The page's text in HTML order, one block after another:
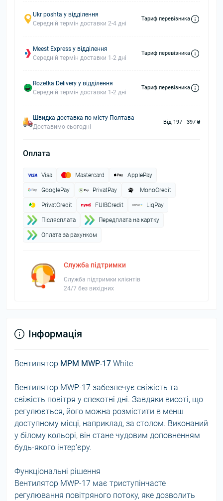
Ukr poshta у відділення
Середній термін доставки 2-4 дні
Тариф перевізника
Meest Express у відділення
Середній термін доставки 1-2 дні
Тариф перевізника
Rozetka Delivery у відділення
Середній термін доставки 1-2 дні
Тариф перевізника
Швидка доставка по місту Полтава
Доставимо сьогодні
Від 197 - 397 ₴
Оплата
Visa Mastercard ApplePay
GooglePay PrivatPay MonoCredit
PrivatCredit FUIBCredit LiqPay
Пiслясплата Передплата на картку
Оплата за рахунком
Служба підтримки
Служба підтримки клієнтів
24/7 без вихідних
Інформація
Вентилятор MPM MWP-17 White
Вентилятор MWP-17 забезпечує свіжість та
свіжість повітря у спекотні дні. Завдяки висоті, що
регулюється, його можна розмістити в менш
доступному місці, наприклад, за столом. Виконаний
у білому кольорі, він стане чудовим доповненням
будь-якого інтер'єру.
Функціональні рішення
Вентилятор MWP-17 має триступінчасте
регулювання повітряного потоку, яке дозволить